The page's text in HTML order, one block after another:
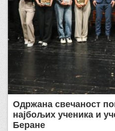
Одржана свечаност
најбољих ученика и
Беране